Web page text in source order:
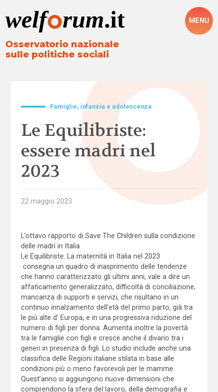
Osservatorio nazionale
sulle politiche sociali
MENU
Famiglie, infanzia e adolescenza
Le Equilibriste:
essere madri nel
2023
22 maggio 2023
L’ottavo rapporto di Save The Children sulla condizione
delle madri in Italia
Le Equilibriste. La maternità in Italia nel 2023
consegna un quadro di inasprimento delle tendenze
che hanno caratterizzato gli ultimi anni, vale a dire un
affaticamento generalizzato, difficoltà di conciliazione,
mancanza di supporti e servizi, che risultano in un
continuo innalzamento dell’età del primo parto, già tra
le più alte d’ Europa, e in una progressiva riduzione del
numero di figli per donna. Aumenta inoltre la povertà
tra le famiglie con figli e cresce anche il divario tra i
generi in presenza di figli. Lo studio include anche una
classifica delle Regioni italiane stilata in base alle
condizioni più o meno favorevoli per le mamme.
Quest’anno si aggiungono nuove dimensioni che
comprendono la sfera del lavoro, della demografia e